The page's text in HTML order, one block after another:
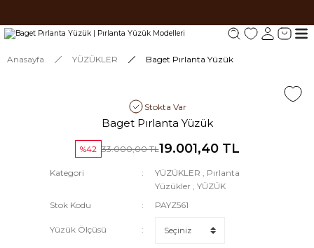
Tüm siparişlerde 1000 TL ve üzeri ücretsiz kargo. #3
Anasayfa YÜZÜKLER Baget Pırlanta Yüzük
Stokta Var
Baget Pırlanta Yüzük
%42 33.000,00 TL19.001,40 TL
Kategori YÜZÜKLER , Pırlanta
Yüzükler ,YÜZÜK
Stok Kodu
PAYZ561
Yüzük Ölçüsü